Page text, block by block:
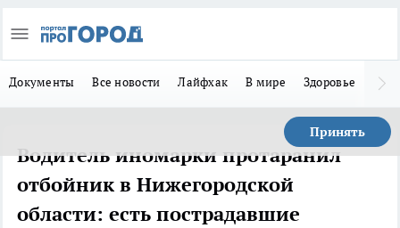
Документы Все новости Лайфхак В мире Здоровье
Принять
Водитель иномарки протаранил
отбойник в Нижегородской
области: есть пострадавшие